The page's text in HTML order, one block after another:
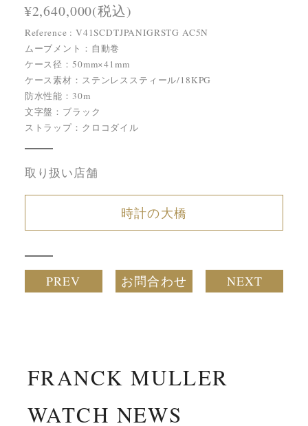
¥2,640,000(税込)
Reference : V41SCDTJPANIGRSTG AC5N
ムーブメント：自動巻
ケース径：50mm×41mm
ケース素材：ステンレススティール/18KPG
防水性能：30m
文字盤：ブラック
ストラップ：クロコダイル
取り扱い店舗
時計の大橋
PREV お問合わせ NEXT
FRANCK MULLER
WATCH NEWS